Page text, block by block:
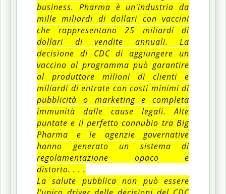
business. Pharma è un'industria da
mille miliardi di dollari con vaccini
che rappresentano 25 miliardi di
dollari di vendite annuali. La
decisione di CDC di aggiungere un
vaccino al programma può garantire
al produttore milioni di clienti e
miliardi di entrate con costi minimi di
pubblicità o marketing e completa
immunità dalle cause legali.Alte
puntate e il perfetto connubio tra Big
Pharma e le agenzie governative
hanno generato un sistema di
regolamentazione opaco e
distorto. . . .
La salute pubblica non può essere